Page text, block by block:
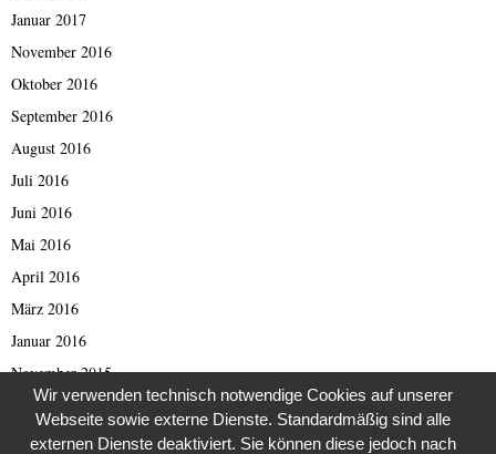
Januar 2017
November 2016
Oktober 2016
September 2016
August 2016
Juli 2016
Juni 2016
Mai 2016
April 2016
März 2016
Januar 2016
November 2015
Oktober 2015
September 2015
Wir verwenden technisch notwendige Cookies auf unserer
Webseite sowie externe Dienste. Standardmäßig sind alle
externen Dienste deaktiviert. Sie können diese jedoch nach